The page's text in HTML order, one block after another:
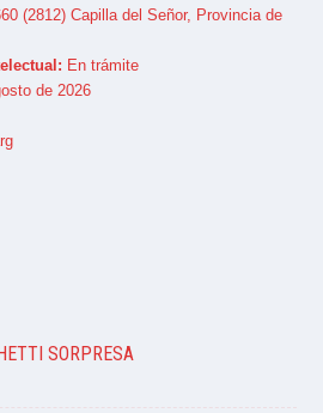
(2812) Capilla del Señor, Provincia de
En trámite
de 2026
SORPRESA